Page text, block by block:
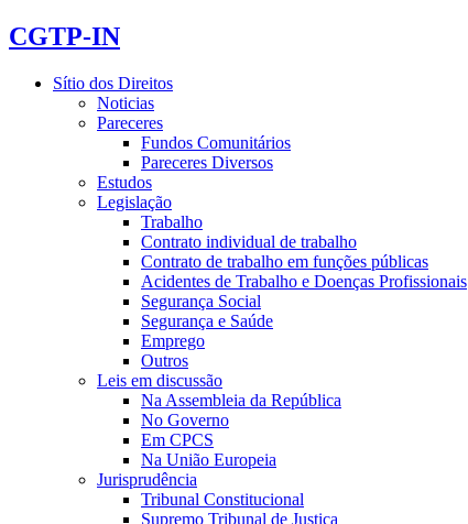
CGTP-IN
Sítio dos Direitos
Noticias
Pareceres
Fundos Comunitários
Pareceres Diversos
Estudos
Legislação
Trabalho
Contrato individual de trabalho
Contrato de trabalho em funções públicas
Acidentes de Trabalho e Doenças Profissionais
Segurança Social
Segurança e Saúde
Emprego
Outros
Leis em discussão
Na Assembleia da República
No Governo
Em CPCS
Na União Europeia
Jurisprudência
Tribunal Constitucional
Supremo Tribunal de Justiça